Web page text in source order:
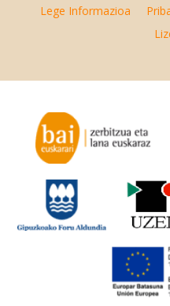
Lege Informazioa